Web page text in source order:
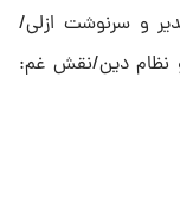
و سرنوشت ازلی/
و نظام دین/نقش غم: